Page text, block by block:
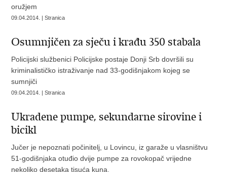
oružjem
09.04.2014. | Stranica
Osumnjičen za sječu i krađu 350 stabala
Policijski službenici Policijske postaje Donji Srb dovršili su
kriminalističko istraživanje nad 33-godišnjakom kojeg se
sumnjiči
09.04.2014. | Stranica
Ukradene pumpe, sekundarne sirovine i
bicikl
Jučer je nepoznati počinitelj, u Lovincu, iz garaže u vlasništvu
51-godišnjaka otuđio dvije pumpe za rovokopač vrijedne
nekoliko desetaka tisuća kuna.